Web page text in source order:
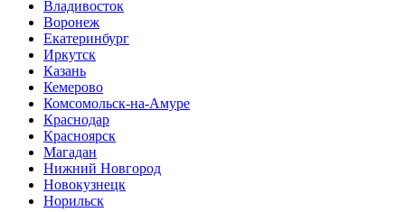
Владивосток
Воронеж
Екатеринбург
Иркутск
Казань
Кемерово
Комсомольск-на-Амуре
Краснодар
Красноярск
Магадан
Нижний Новгород
Новокузнецк
Норильск